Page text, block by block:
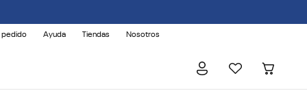
pedido Ayuda Tiendas Nosotros